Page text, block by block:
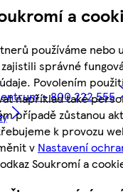
a
používáme nebo
správné
Povolením
například také
případě zůstanou
k provozu
v Nastavení
Soukromí a
- 800 222 555